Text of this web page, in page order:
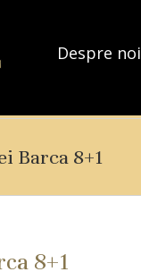
Despre noi
Barca 8+1
8+1